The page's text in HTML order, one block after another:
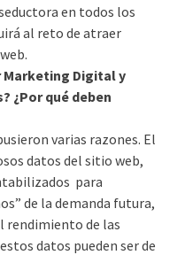
en todos los
al reto de atraer
Marketing Digital y
¿Por qué deben
varias razones. El
datos del sitio web,
para
de la demanda futura,
rendimiento de las
datos pueden ser de